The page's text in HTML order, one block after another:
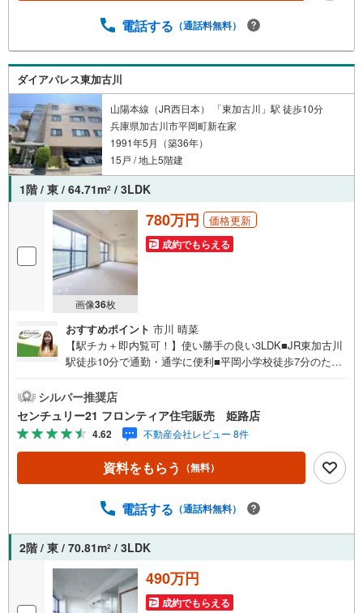
あり！3.たくさんの銀行と繋がりがあるため、最も低金利
たお家のリフォームも弊社のリフォームプランナーがご提
案5.定期的にご連絡を繋ぎ、有事の際に迅速にサポートい
たします弊社は専門家同士連携があり、多くの知見がござ
います。お気軽にお問合せください！
電話する （通話料無料）
ダイアパレス東加古川
山陽本線（JR西日本） 「東加古川」駅 徒歩10分
兵庫県加古川市平岡町新在家
1991年5月（築36年）
15戸 / 地上5階建
1階 / 東 / 64.71m2 / 3LDK
画像36枚
780万円 価格更新
成約でもらえる
おすすめポイント 市川 晴菜
【駅チカ＋即内覧可！】使い勝手の良い3LDK■JR東加古川
駅徒歩10分で通勤・通学に便利■平岡小学校徒歩7分のため
暮らしが実現します 特徴・スーパー「コープ東加古川店」
徒歩8分・コンビニ「ローソン加古川平岡町新在家店」徒歩
3分・LDK横には和室があり、来客時にも便利です・全居室
に収納がありお部屋がスッキリ片付きます・生活に欠かせ
ない施設が徒歩圏内に多くあり、生活至便な立地です 立
地・平岡小学校まで徒歩約7分・平岡南中学校まで徒歩約13
シャルプランナーが資金計画をサポート！2.買い替えなど
繋がりがあるため、最も低金利になるように審査が可能！
4.物件のお引渡し後に必要になったお家のリフォームも弊
社のリフォームプランナーがご提案！5.定期的にご連絡を
繋ぎ、有事の際に迅速にサポートいたしますお気軽にお問
合せください！
シルバー推奨店
センチュリー21 フロンティア住宅販売 姫路店
4.62 不動産会社レビュー 8件
資料をもらう （無料）
電話する （通話料無料）
2階 / 東 / 70.81m2 / 3LDK
490万円
成約でもらえる